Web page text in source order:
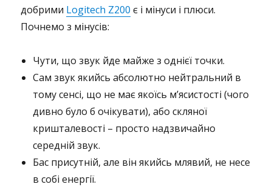
добрими Logitech Z200 є і мінуси і плюси.
Почнемо з мінусів:
Чути, що звук йде майже з однієї точки.
Сам звук якийсь абсолютно нейтральний в
тому сенсі, що не має якоїсь м’ясистості (чого
дивно було б очікувати), або скляної
кришталевості – просто надзвичайно
середній звук.
Бас присутній, але він якийсь млявий, не несе
в собі енергії.